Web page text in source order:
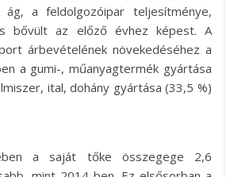
ág, a feldolgozóipar teljesítménye,
bővült az előző évhez képest. A
árbevételének növekedéséhez a
a gumi-, műanyagtermék gyártása
ital, dohány gyártása (33,5 %)
a saját tőke összegege 2,6